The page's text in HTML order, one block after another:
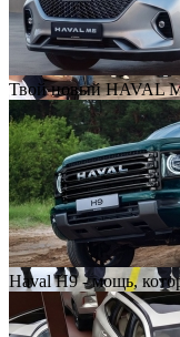
День клиентского
Рабочий визит
Н.Налибаева на
Твой новый HAVAL
Haval H9 - мощь,